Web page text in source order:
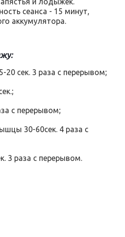
сеанса - 15 минут,
аккумулятора.
20 сек. 3 раза с перерывом;
с перерывом;
30-60сек. 4 раза с
3 раза с перерывом.